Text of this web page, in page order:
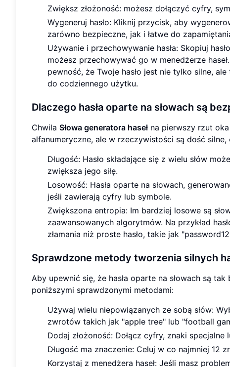
Zwiększ złożoność: możesz dołączyć cyfry,
Wygeneruj hasło: Kliknij przycisk, aby
zarówno bezpieczne, jak i łatwe do
Używanie i przechowywanie hasła: Skopiuj
możesz przechowywać go w menedżerze
pewność, że Twoje hasło jest nie tylko silne,
do codziennego użytku.
Dlaczego hasła oparte na słowach są
Chwila Słowa generatora hasełna pierwszy rzut oka
alfanumeryczne, ale w rzeczywistości są dość
Długość: Hasło składające się z wielu słów
zwiększa jego siłę.
Losowość: Hasła oparte na słowach,
jeśli zawierają cyfry lub symbole.
Zwiększona entropia: Im bardziej losowe są
zaawansowanych algorytmów. Na przykład
złamania niż proste hasło, takie jak
Sprawdzone metody tworzenia silnych
Aby upewnić się, że hasła oparte na słowach są
poniższymi sprawdzonymi metodami:
Używaj wielu niepowiązanych ze sobą słów:
zwrotów takich jak "apple tree" lub "football
Dodaj złożoność: Dołącz cyfry, znaki
Długość ma znaczenie: Celuj w co najmniej 12
Korzystaj z menedżera haseł: Jeśli masz